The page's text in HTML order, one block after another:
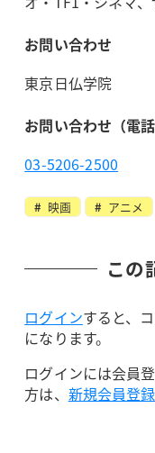
お問い合わせ
東京日仏学院
お問い合わせ（電話
03-5206-2500
映画 アニメ
この
ログインすると、
になります。
ログインには会員
方は、 新規会員登録